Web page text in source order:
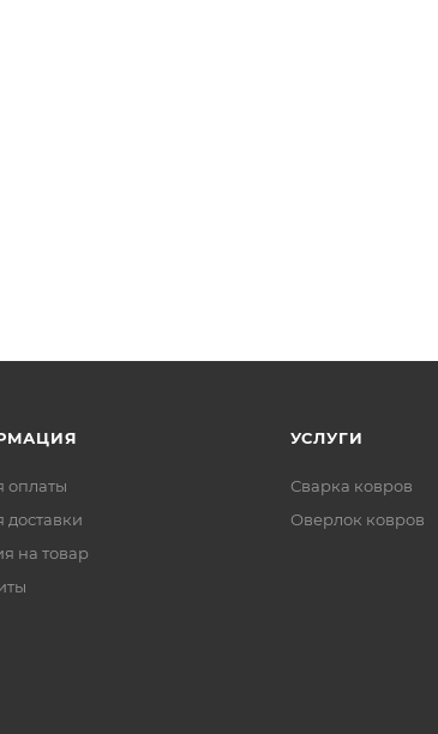
оплаты
доставки
на товар
УСЛУГИ
Сварка ковров
Оверлок ковров